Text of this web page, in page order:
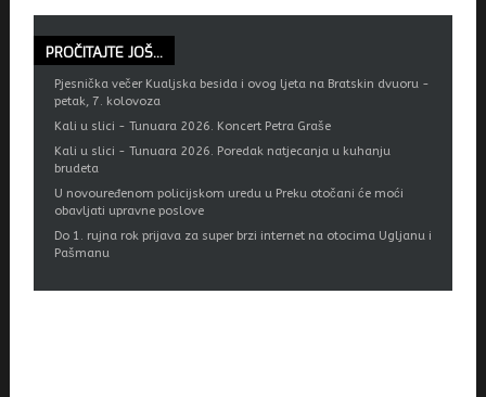
PROČITAJTE JOŠ...
Pjesnička večer Kualjska besida i ovog ljeta na Bratskin dvuoru -
petak, 7. kolovoza
Kali u slici - Tunuara 2026. Koncert Petra Graše
Kali u slici - Tunuara 2026. Poredak natjecanja u kuhanju
brudeta
U novouređenom policijskom uredu u Preku otočani će moći
obavljati upravne poslove
Do 1. rujna rok prijava za super brzi internet na otocima Ugljanu i
Pašmanu